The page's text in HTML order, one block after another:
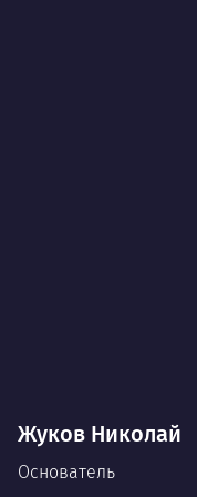
Жуков Николай
Основатель